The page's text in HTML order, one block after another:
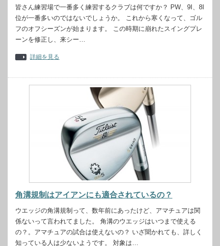
皆さん練習場で一番多く練習するクラブは何ですか？ PW、9I、8I
位が一番多いのではないでしょうか。 これから寒くなって、ゴル
フのオフシーズンが始まります。 この時期に崩れたスイングプレ
ーンを修正し、来シー…
詳細を見る
角溝規制はアイアンにも適合されているの？
ウエッジの角溝規制って、数年前にあったけど、アマチュアは関
係ないって言われてました。 角溝のウエッジはいつまで使える
の？。アマチュアの試合は使えないの？ いざ聞かれても、詳しく
知っている人は少ないようです。 対象は…